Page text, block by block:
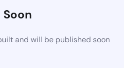
and will be published soon